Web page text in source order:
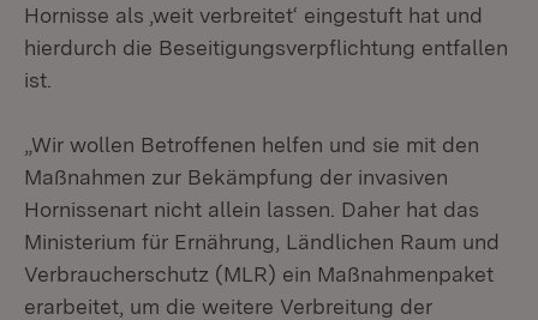
Hornisse als ‚weit verbreitet‘ eingestuft hat und
hierdurch die Beseitigungsverpflichtung entfallen
ist.
„Wir wollen Betroffenen helfen und sie mit den
Maßnahmen zur Bekämpfung der invasiven
Hornissenart nicht allein lassen. Daher hat das
Ministerium für Ernährung, Ländlichen Raum und
Verbraucherschutz (MLR) ein Maßnahmenpaket
erarbeitet, um die weitere Verbreitung der